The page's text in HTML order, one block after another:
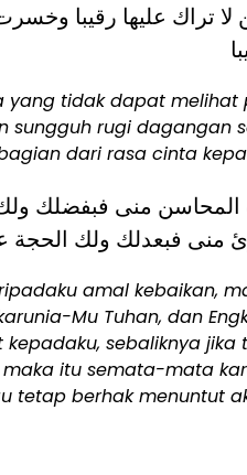
تراك عليها رقيبا
yang tidak dapat
sungguh rugi dagangan
dari rasa cinta
منى فبفضلك
amal kebaikan,
Mu Tuhan, dan
sebaliknya jika
itu semata-mata
tetap berhak menuntut